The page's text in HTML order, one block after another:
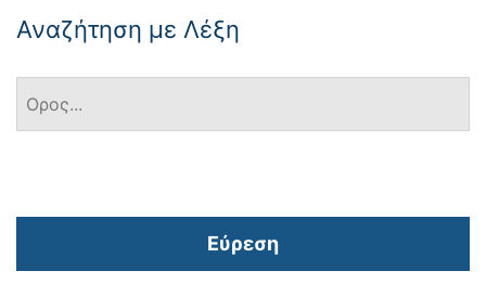
Αναζήτηση με Λέξη
Εύρεση